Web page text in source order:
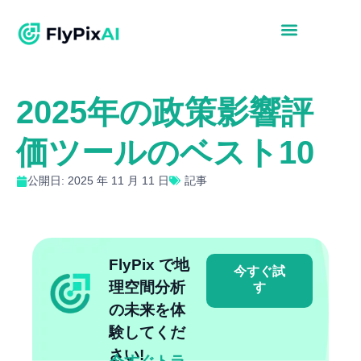
2025年の政策影響評
価ツールのベスト10
公開日: 2025 年 11 月 11 日 記事
FlyPix で地
理空間分析
の未来を体
験してくだ
さい!
今すぐ試
す